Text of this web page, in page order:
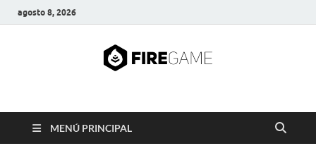
agosto 8, 2026
FIRE GAME
MENÚ PRINCIPAL